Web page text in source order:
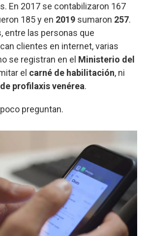
En 2017 se contabilizaron 167
185 y en 2019 sumaron 257.
entre las personas que
clientes en internet, varias
se registran en el Ministerio del
el carné de habilitación, ni
profilaxis venérea.
preguntan.